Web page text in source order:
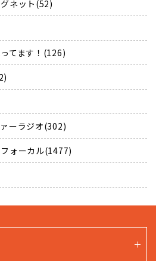
ネット(52)
てます！(126)
ーラジオ(302)
ォーカル(1477)